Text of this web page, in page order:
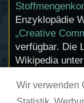
Wir verwenden
Enzyklopädie
„Creative
verfügbar. Die
Wikipedia
Informationen